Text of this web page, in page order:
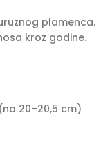
plamenca.
kroz godine.
20–20,5 cm)